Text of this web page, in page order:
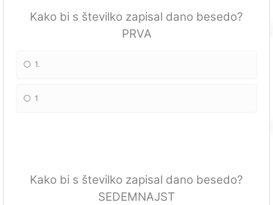
Kako bi s številko zapisal dano besedo?
PRVA
1.
1
Kako bi s številko zapisal dano besedo?
SEDEMNAJST